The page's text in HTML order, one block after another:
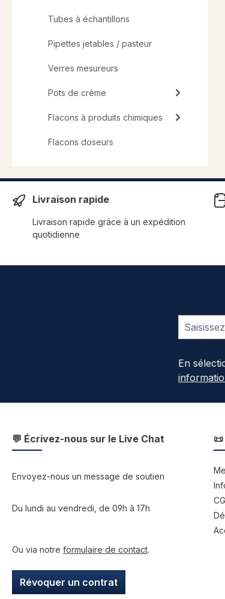
Tubes à échantillons
Pipettes jetables / pasteur
Verres mesureurs
Pots de crème
Flacons à produits chimiques
Flacons doseurs
Livraison rapide
Livraison rapide grâce à un expédition
quotidienne
En
💬 Écrivez-nous sur le Live Chat
Envoyez-nous un message de soutien
Du lundi au vendredi, de 09h à 17h
Ou via notre formulaire de contact.
Révoquer un contrat